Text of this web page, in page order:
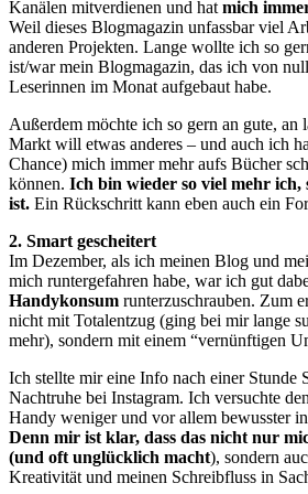
Kanälen mitverdienen und hatmich
Weil dieses Blogmagazin unfassbar viel
anderen Projekten. Lange wollte ich so
ist/war mein Blogmagazin, das ich von
Leserinnen im Monat aufgebaut habe.
Außerdem möchte ich so gern an gute, an
Markt will etwas anderes – und auch ich
Chance) mich immer mehr aufs Bücher
können. Ich bin wieder so viel mehr ich,
ist. Ein Rückschritt kann eben auch ein
2. Smart gescheitert
Im Dezember, als ich meinen Blog und
mich runtergefahren habe, war ich gut
Handykonsum runterzuschrauben. Zum
nicht mit Totalentzug (ging bei mir lange
mehr), sondern mit einem “vernünftigen
Ich stellte mir eine Info nach einer Stunde
Nachtruhe bei Instagram. Ich versuchte
Handy weniger und vor allem bewusster
Denn mir ist klar, dass das nicht nur
(und oft unglücklich macht), sondern
Kreativität und meinen Schreibfluss in